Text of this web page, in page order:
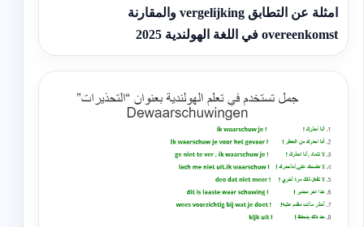
امثلة عن التطابق vergelijking والمقارنة
overeenkomst في اللغة الهولندية 2025